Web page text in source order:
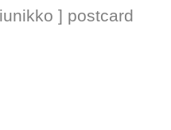
] postcard